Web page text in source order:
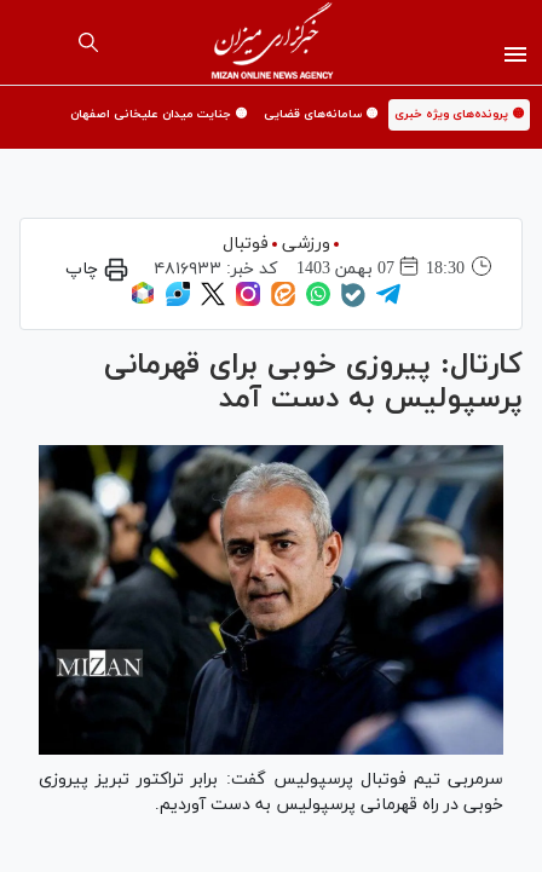
🟡 پرونده‌های ویژه خبری 🟡 سامانه‌های قضایی 🟡 جنایت میدان علیخانی اصفهان
ورزشی
فوتبال
18:30
07 بهمن 1403 کد خبر: ۴۸۱۶۹۳۳ چاپ
کارتال: پیروزی خوبی برای قهرمانی
پرسپولیس به دست آمد
سرمربی تیم فوتبال پرسپولیس گفت: برابر تراکتور تبریز پیروزی
خوبی در راه قهرمانی پرسپولیس به دست آوردیم.